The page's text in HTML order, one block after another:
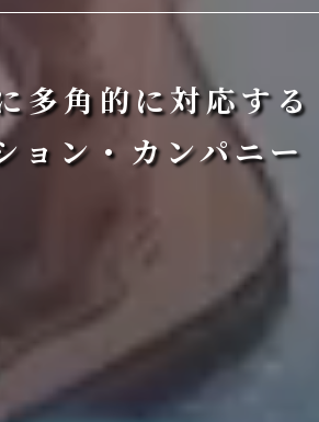
多角的に対応する
ョン・カンパニー